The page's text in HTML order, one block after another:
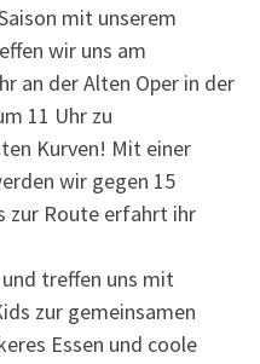
mit unserem
wir uns am
an der Alten Oper in der
11 Uhr zu
Kurven! Mit einer
wir gegen 15
zur Route erfahrt ihr
treffen uns mit
zur gemeinsamen
Essen und coole